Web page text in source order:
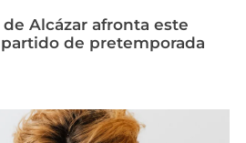
Alcázar afronta este
de pretemporada